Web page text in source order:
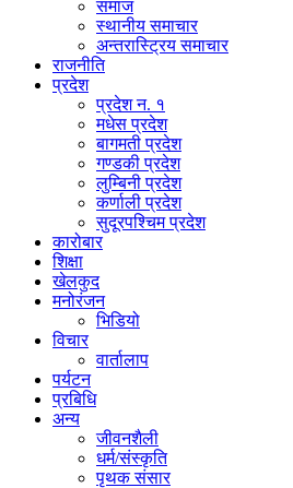
समाज
स्थानीय समाचार
अन्तरास्ट्रिय समाचार
राजनीति
प्रदेश
प्रदेश न. १
मधेस प्रदेश
बागमती प्रदेश
गण्डकी प्रदेश
लुम्बिनी प्रदेश
कर्णाली प्रदेश
सुदूरपश्चिम प्रदेश
कारोबार
शिक्षा
खेलकुद
मनोरंजन
भिडियो
विचार
वार्तालाप
पर्यटन
प्रबिधि
अन्य
जीवनशैली
धर्म/संस्कृति
पृथक संसार